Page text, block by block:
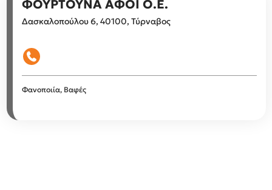
ΦΟΥΡΤΟΥΝΑ ΑΦΟΙ Ο.Ε.
Δασκαλοπούλου 6, 40100, Τύρναβος
Φανοποιία, Βαφές